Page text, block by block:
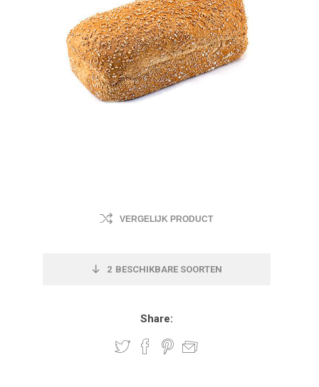
VERGELIJK PRODUCT
2 BESCHIKBARE SOORTEN
Share: